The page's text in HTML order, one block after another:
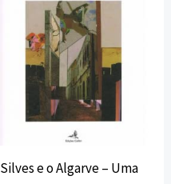
Silves e o Algarve – Uma